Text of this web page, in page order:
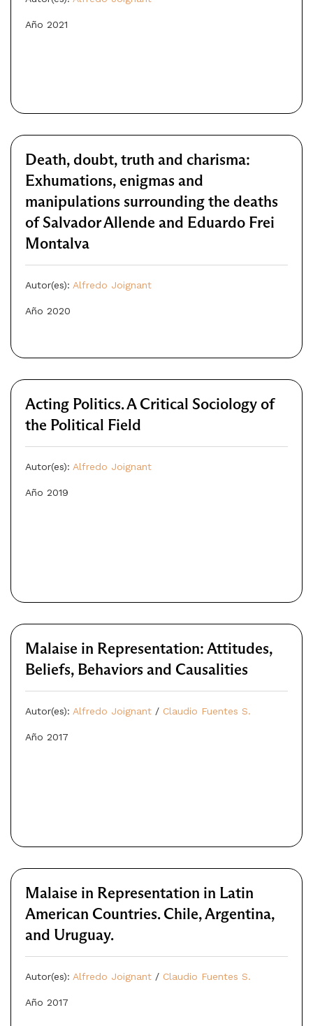
Año 2021
Death, doubt, truth and charisma:
Exhumations, enigmas and
manipulations surrounding the deaths
of Salvador Allende and Eduardo Frei
Montalva
Autor(es): Alfredo Joignant
Año 2020
Acting Politics. A Critical Sociology of
the Political Field
Autor(es): Alfredo Joignant
Año 2019
Malaise in Representation: Attitudes,
Beliefs, Behaviors and Causalities
Autor(es): Alfredo Joignant / Claudio Fuentes S.
Año 2017
Malaise in Representation in Latin
American Countries. Chile, Argentina,
and Uruguay.
Autor(es): Alfredo Joignant / Claudio Fuentes S.
Año 2017